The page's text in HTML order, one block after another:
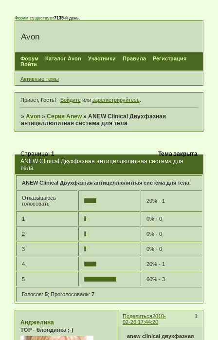
Форум существует7135-й день.
Avon
Форум Каталог Avon Участники Правила
Регистрация
Войти
Активные темы
Привет, Гость! Войдитеили зарегистрируйтесь.
»Avon »Серия Anew »ANEW Clinical Двухфазная
антицеллюлитная система для тела
ANEW Clinical Двухфазная антицеллюлитная система для
тела
Страница:1 Тема закрыта
ANEW Clinical Двухфазная антицеллюлитная система для тела
Отказываюсь
голосовать
20% - 1
1 0% - 0
2 0% - 0
3 0% - 0
4 20% - 1
5 60% - 3
Голосов: 5; Проголосовали: 7
Поделиться 1
2010-
02-26 17:44:20
Анджелина
TOP - блондинка ;-)
anew clinical двухфазная